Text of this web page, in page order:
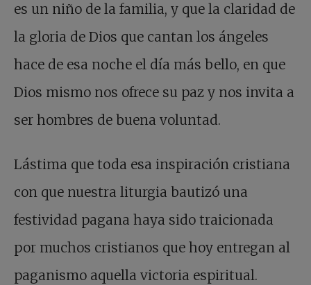
es un niño de la familia, y que la claridad de
la gloria de Dios que cantan los ángeles
hace de esa noche el día más bello, en que
Dios mismo nos ofrece su paz y nos invita a
ser hombres de buena voluntad.
Lástima que toda esa inspiración cristiana
con que nuestra liturgia bautizó una
festividad pagana haya sido traicionada
por muchos cristianos que hoy entregan al
paganismo aquella victoria espiritual.